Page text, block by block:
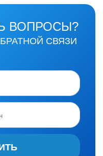
ВОПРОСЫ?
СВЯЗИ